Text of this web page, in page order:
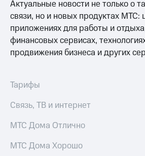
КИОН
КИОН
Строки
Мой
МТС
приложения
Скидка 30%
на связь
С картой
МТС
Откладывайте
деньги
и получайте
доход 15%
Актуальные новости не только о
связи, но и новых продуктах
приложениях для работы и
финансовых сервисах,
продвижения бизнеса и других
Тарифы
Связь, ТВ и интернет
МТС Дома Отлично
МТС Дома Хорошо